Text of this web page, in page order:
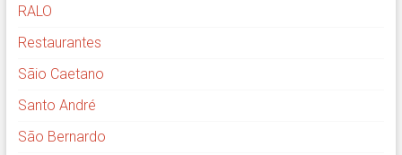
RALO
Restaurantes
Sãio Caetano
Santo André
São Bernardo